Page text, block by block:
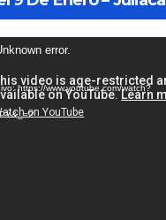
error.
https://www.youtube.com/watch?